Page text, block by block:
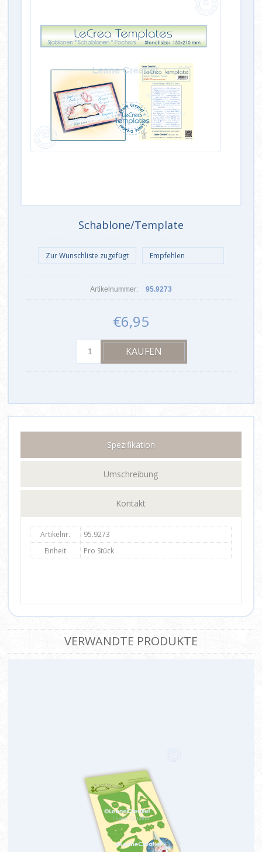
Schablone/Template
Artikelnummer: 95.9273
€6,95
Spezifikation
Umschreibung
Kontakt
Artikelnr.
95.9273
Einheit
Pro Stück
VERWANDTE PRODUKTE